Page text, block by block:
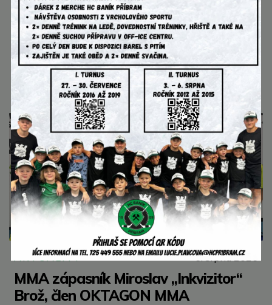
AKTUALITY
Druhý turnus našeho příměstského
tábora je úspěšně za námi!
Oba turnusy jsou již za námi… a byl to pořádný nářez !
AKTUALITY 6. srpna 2026
MMA zápasník Miroslav „Inkvizitor“
Brož, člen OKTAGON MMA